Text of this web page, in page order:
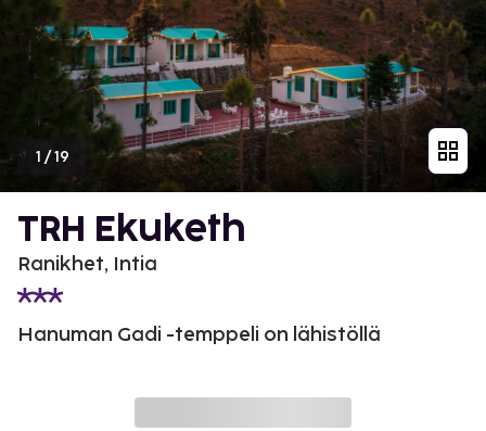
1 /19
TRH Ekuketh
Ranikhet, Intia
Hanuman Gadi -temppeli on lähistöllä